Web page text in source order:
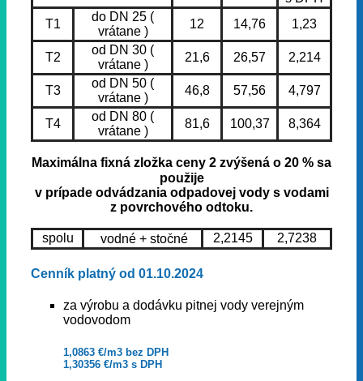
T1
do DN 25 (
vrátane )
12 14,76 1,23
T2
od DN 30 (
vrátane )
21,6 26,57 2,214
T3
od DN 50 (
vrátane )
46,8 57,56 4,797
T4
od DN 80 (
vrátane )
81,6 100,37 8,364
Maximálna fixná zložka ceny 2 zvýšená o 20 % sa
použije
v prípade odvádzania odpadovej vody s vodami
z povrchového odtoku.
spolu vodné + stočné 2,2145 2,7238
Cenník platný od 01.10.2024
za výrobu a dodávku pitnej vody verejným
vodovodom
1,0863 €/m3 bez DPH
1,30356 €/m3 s DPH